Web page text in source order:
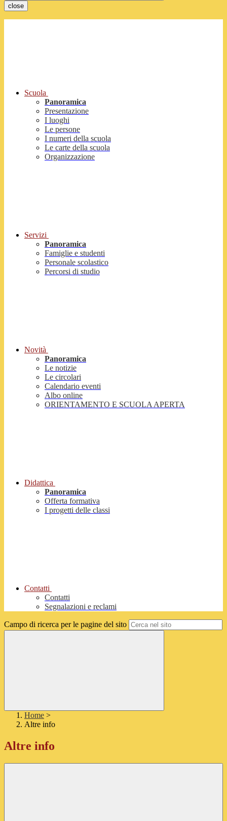
close
Scuola
Panoramica
Presentazione
I luoghi
Le persone
I numeri della scuola
Le carte della scuola
Organizzazione
Servizi
Panoramica
Famiglie e studenti
Personale scolastico
Percorsi di studio
Novità
Panoramica
Le notizie
Le circolari
Calendario eventi
Albo online
ORIENTAMENTO E SCUOLA APERTA
Didattica
Panoramica
Offerta formativa
I progetti delle classi
Contatti
Contatti
Segnalazioni e reclami
Campo di ricerca per le pagine del sito
Home >
Altre info
Altre info